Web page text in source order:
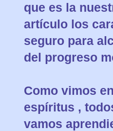
que es la
artículo los
seguro para
del progreso
Como vimos
espíritus ,
vamos